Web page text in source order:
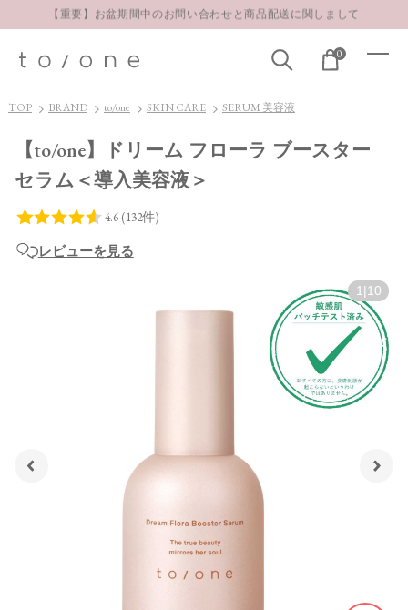
【重要】お盆期間中のお問い合わせと商品配送に関しまして
LINE お友達登録 500円OFFクーポンプレゼント
0
TOP BRAND to/one SKIN CARE SERUM 美容液
【to/one】ドリーム フローラ ブースター
セラム＜導入美容液＞
レビューを見る
1 10